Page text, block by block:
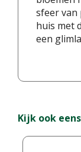
sfeer van
huis met
een
Kijk ook